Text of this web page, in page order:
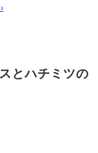
›
とハチミツの